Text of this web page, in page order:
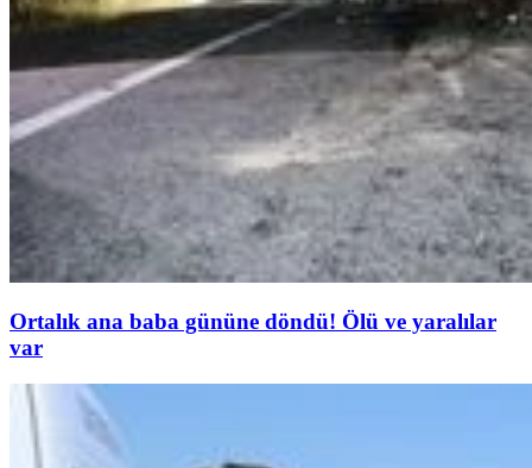
Ortalık ana baba gününe döndü! Ölü ve yaralılar
var